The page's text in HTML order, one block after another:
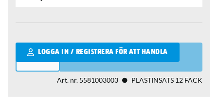
LOGGA IN / REGISTRERA FÖR ATT HANDLA
Qantity
Art. nr. 5581003003 PLASTINSATS 12 FACK